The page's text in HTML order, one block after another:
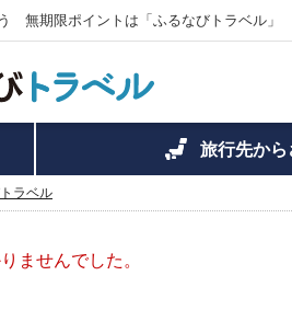
無期限ポイントは「ふるなびトラベル」
旅行先か
ラベル
ませんでした。